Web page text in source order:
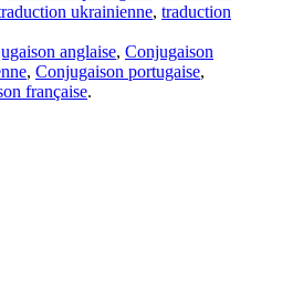
ukrainienne, traduction
anglaise, Conjugaison
, Conjugaison portugaise,
française.